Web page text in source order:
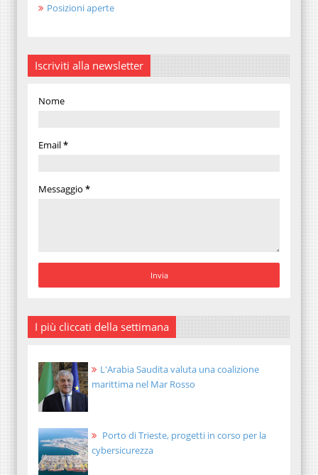
Posizioni aperte
Iscriviti alla newsletter
Nome
Email*
Messaggio *
I più cliccati della settimana
L'Arabia Saudita valuta una coalizione
marittima nel Mar Rosso
Porto di Trieste, progetti in corso per la
cybersicurezza